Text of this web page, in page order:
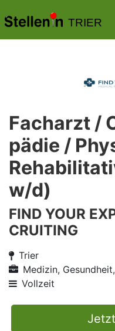
TRIER
Facharzt /
pädie /
w/d)
FIND YOUR
CRUITING
Trier
Medizin,
Vollzeit